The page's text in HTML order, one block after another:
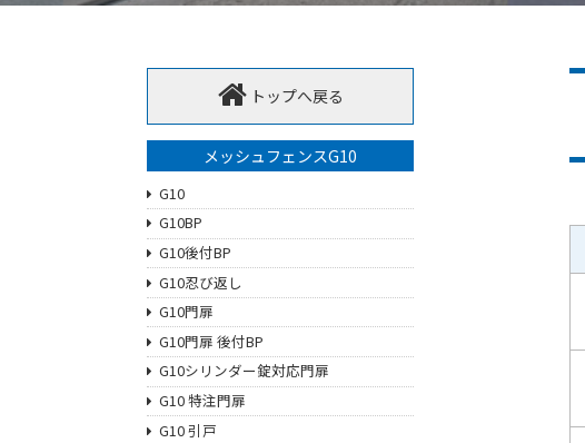
トップへ戻る
メッシュフェンスG10
G10
G10BP
G10後付BP
G10忍び返し
G10門扉
G10門扉 後付BP
G10シリンダー錠対応門扉
G10 特注門扉
G10 引戸